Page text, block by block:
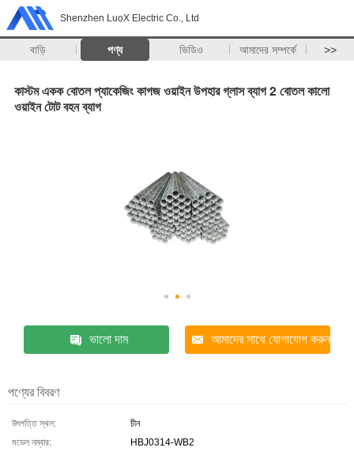
Shenzhen LuoX Electric Co., Ltd
বাড়ি পণ্য ভিডিও আমাদের সম্পর্কে >>
কাস্টম একক বোতল প্যাকেজিং কাগজ ওয়াইন উপহার গ্লাস ব্যাগ 2 বোতল কালো
ওয়াইন টোট বহন ব্যাগ
ভালো দাম আমাদের সাথে যোগাযোগ করুন
পণ্যের বিবরণ
উৎপত্তি স্থল:
চীন
মডেল নম্বার:
HBJ0314-WB2